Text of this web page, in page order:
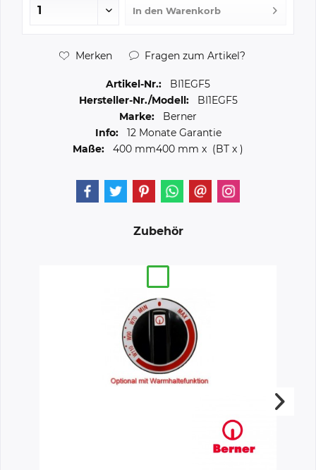
In den Warenkorb
Merken Fragen zum Artikel?
Artikel-Nr.:
BI1EGF5
Hersteller-Nr./Modell:
BI1EGF5
Marke:
Berner
Info:
12 Monate Garantie
Maße:
400 mm400 mm x (BT x )
Zubehör